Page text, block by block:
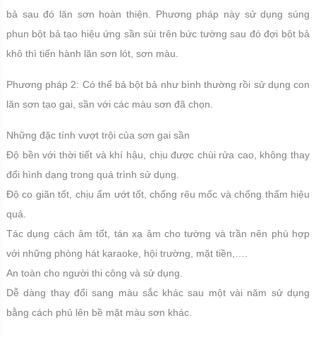
bả sau đó lăn sơn hoàn thiện. Phương pháp này sử dụng súng
phun bột bả tạo hiệu ứng sần sùi trên bức tường sau đó đợi bột bả
khô thì tiến hành lăn sơn lót, sơn màu.
Phương pháp 2: Có thể bả bột bả như bình thường rồi sử dụng con
lăn sơn tạo gai, sần với các màu sơn đã chọn.
Những đặc tính vượt trội của sơn gai sần
Độ bền với thời tiết và khí hậu, chịu được chùi rửa cao, không thay
đổi hình dạng trong quá trình sử dụng.
Độ co giãn tốt, chịu ẩm ướt tốt, chống rêu mốc và chống thấm hiệu
quả.
Tác dụng cách âm tốt, tán xạ âm cho tường và trần nên phù hợp
với những phòng hát karaoke, hội trường, mặt tiền,….
An toàn cho người thi công và sử dụng.
Dễ dàng thay đổi sang màu sắc khác sau một vài năm sử dụng
bằng cách phủ lên bề mặt màu sơn khác.